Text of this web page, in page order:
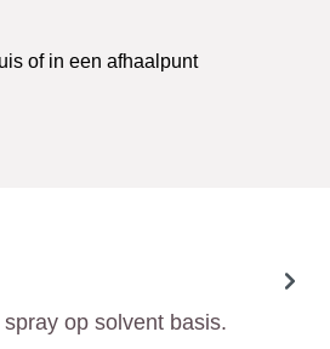
of in een afhaalpunt
op solvent basis.